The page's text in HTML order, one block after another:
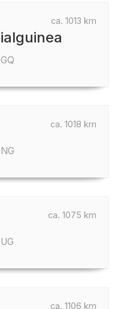
ca. 1013 km
ca. 1018 km
ca. 1075 km
ca. 1106 km